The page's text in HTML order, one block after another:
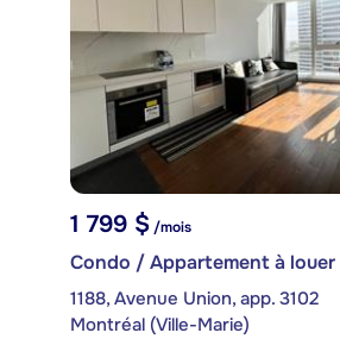
1 799 $/mois
Condo / Appartement à louer
1188, Avenue Union, app. 3102
Montréal (Ville-Marie)